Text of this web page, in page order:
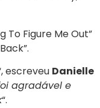
To Figure Me Out”
escreveu Danielle
agradável e
“.